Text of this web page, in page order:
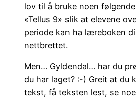
lov til å bruke noen
«Tellus 9» slik at elevene
periode kan ha læreboken
nettbrettet.
Men… Gyldendal… har du
du har laget? :-) Greit at du
tekst, få teksten lest, se